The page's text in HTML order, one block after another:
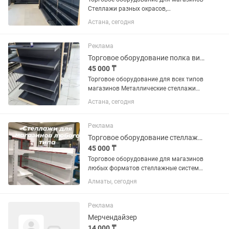
Стеллажи разных окрасов,
грузоподъемности, размеров, типов
(угловые, островные, пристенные,
Доставка по Астане Полный пакет...
Астана, сегодня
Реклама
Торговое оборудование полка витрина витраж касса холодильная стеллаж
45 000 ₸
Торговое оборудование для всех типов
магазинов Металлические стеллажи
разборные, разных размеров и
раскрасок Отправим в любой регион
Астана, сегодня
Реклама
Торговое оборудование стеллажи полки витрины для магазина
45 000 ₸
Торговое оборудование для магазинов
любых форматов стеллажные системы
холодильное оборудование кассовые
регион Казахстана.
Алматы, сегодня
Реклама
Мерчендайзер